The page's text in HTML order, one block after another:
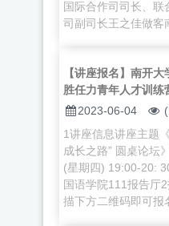
国际合作司司长、联
司副司长王之佳做客
【讲座报名】南开
胜任力青年人才训练
2023-06-04
1讲座信息讲座主题
成长之路” 圆桌论坛
(星期四) 19:00-20:
国语学院111报告厅
描下方二维码即可报